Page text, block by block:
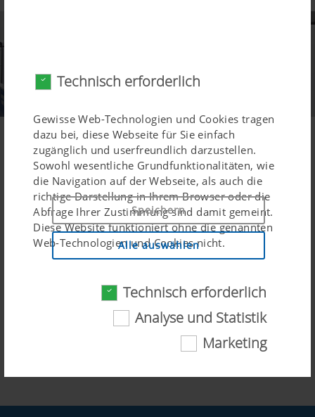
Technisch erforderlich
Gewisse Web-Technologien und Cookies tragen
dazu bei, diese Webseite für Sie einfach
zugänglich und userfreundlich darzustellen.
Sowohl wesentliche Grundfunktionalitäten, wie
die Navigation auf der Webseite, als auch die
richtige Darstellung in Ihrem Browser oder die
Abfrage Ihrer Zustimmung sind damit gemeint.
Diese Website funktioniert ohne die genannten
Web-Technologien und Cookies nicht.
Zweck des
Dauer
Speichert , ob
das Banner zur
6
Monate
Speichern
Alle auswählen
Technisch erforderlich
Analyse und Statistik
Marketing
Zahlen und Fakten
30 engagierte Mitarbeiter im Service
15 Service-Fahrzeuge in Ihrer Nähe
6 Service-Stützpunkte in Österreich
4.000 Wartungen planmäßig pro Jahr
90 % Störungsbehebung binnen 24 Stunden
85 % Ersatzteillieferung binnen 48 Stunden